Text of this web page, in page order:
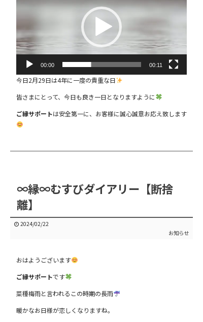
プ
ヤ
ー
00:00 00:11
今日2月29日は4年に一度の貴重な日
皆さまにとって、今日も良き一日となりますように
ご縁サポートは安全第一に、お客様に誠心誠意お応え致します
∞縁∞むすびダイアリー【断捨
離】
2024/02/22
お知らせ
おはようございます
ご縁サポートです
菜種梅雨と言われるこの時期の長雨
暖かなお日様が恋しくなりますね。